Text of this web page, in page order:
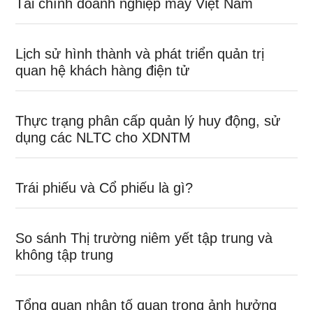
Tài chính doanh nghiệp may Việt Nam
Lịch sử hình thành và phát triển quản trị
quan hệ khách hàng điện tử
Thực trạng phân cấp quản lý huy động, sử
dụng các NLTC cho XDNTM
Trái phiếu và Cổ phiếu là gì?
So sánh Thị trường niêm yết tập trung và
không tập trung
Tổng quan nhân tố quan trọng ảnh hưởng